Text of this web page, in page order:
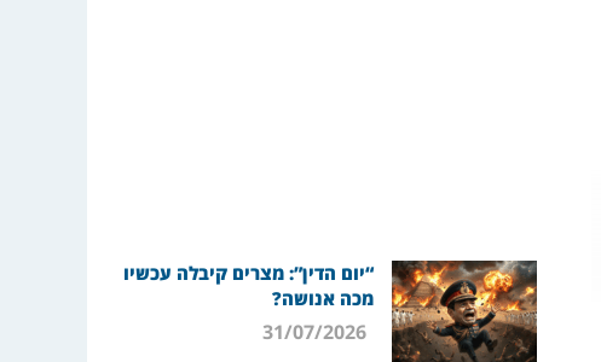
“יום הדין”: מצרים קיבלה עכשיו
מכה אנושה?
31/07/2026